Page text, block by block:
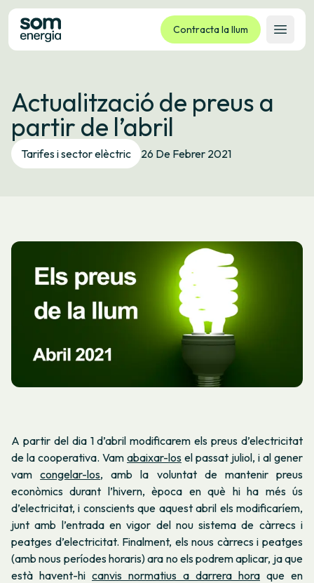
Contracta la llum
Obrir
Tarifes
Serveis
Empreses
La cooperativa
Idioma:
Actualització de preus a
partir de l’abril
Tarifes i sector elèctric 26 De Febrer 2021
A partir del dia 1 d’abril modificarem els preus d’electricitat
de la cooperativa. Vam abaixar-los el passat juliol, i al gener
vamcongelar-los, amb la voluntat de mantenir preus
econòmics durant l’hivern, època en què hi ha més ús
d’electricitat, i conscients que aquest abril els modificaríem,
junt amb l’entrada en vigor del nou sistema de càrrecs i
peatges d’electricitat. Finalment, els nous càrrecs i peatges
(amb nous períodes horaris) ara no els podrem aplicar, ja que
està havent-hi canvis normatius a darrera hora que en